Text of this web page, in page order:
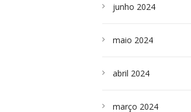
junho 2024
maio 2024
abril 2024
março 2024